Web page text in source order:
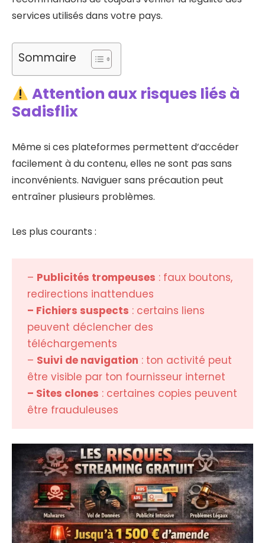
services utilisés dans votre pays.
Sommaire
Attention aux risques liés à
Sadisflix
Même si ces plateformes permettent d’accéder
facilement à du contenu, elles ne sont pas sans
inconvénients. Naviguer sans précaution peut
entraîner plusieurs problèmes.
Les plus courants :
– Publicités trompeuses : faux boutons,
redirections inattendues
– Fichiers suspects : certains liens
peuvent déclencher des
téléchargements
– Suivi de navigation : ton activité peut
être visible par ton fournisseur internet
– Sites clones : certaines copies peuvent
être frauduleuses